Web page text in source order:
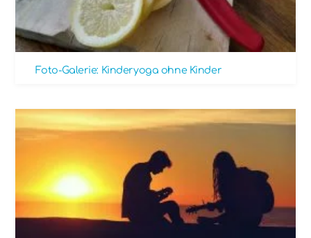
Foto-Galerie: Kinderyoga ohne Kinder